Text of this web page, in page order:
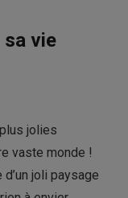
vie
jolies
vaste monde !
joli paysage